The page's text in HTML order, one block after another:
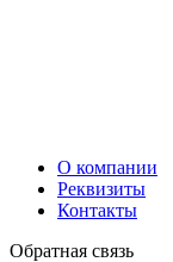
О компании
Реквизиты
Контакты
Обратная связь